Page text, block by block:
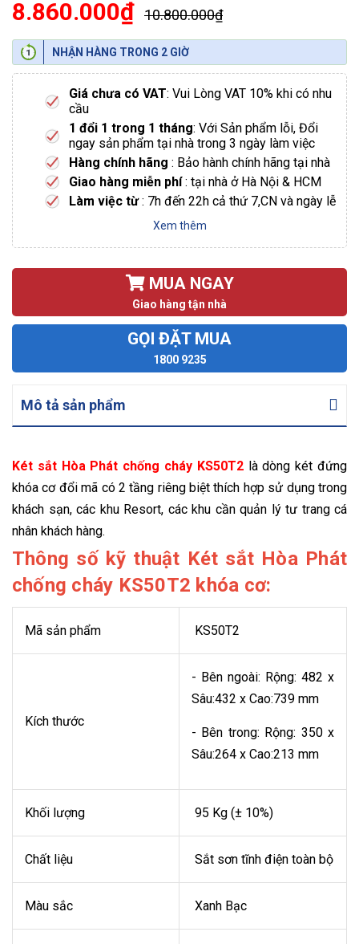
8.860.000₫ 10.800.000₫
NHẬN HÀNG TRONG 2 GIỜ
Giá chưa có VAT: Vui Lòng VAT 10% khi có nhu
cầu
1 đổi 1 trong 1 tháng: Với Sản phẩm lỗi, Đổi
ngay sản phẩm tại nhà trong 3 ngày làm việc
Hàng chính hãng : Bảo hành chính hãng tại nhà
Giao hàng miễn phí: tại nhà ở Hà Nội & HCM
Làm việc từ: 7h đến 22h cả thứ 7,CN và ngày lễ
Xem thêm
MUA NGAY
Giao hàng tận nhà
GỌI ĐẶT MUA
1800 9235
Mô tả sản phẩm
Két sắt Hòa Phát chống cháy KS50T2là dòng két đứng
khóa cơ đổi mã có 2 tầng riêng biệt thích hợp sử dụng trong
khách sạn, các khu Resort, các khu cần quản lý tư trang cá
nhân khách hàng.
Thông số kỹ thuật Két sắt Hòa Phát
chống cháy KS50T2 khóa cơ:
Mã sản phẩm KS50T2
Kích thước
- Bên ngoài: Rộng: 482 x
Sâu:432 x Cao:739 mm
- Bên trong: Rộng: 350 x
Sâu:264 x Cao:213 mm
Khối lượng 95 Kg (± 10%)
Chất liệu Sắt sơn tĩnh điện toàn bộ
Màu sắc Xanh Bạc